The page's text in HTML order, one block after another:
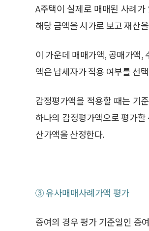
A주택이 실제로 매매된 사례
해당 금액을 시가로 보고 재산
이 가운데 매매가액, 공매가액,
액은 납세자가 적용 여부를 선
감정평가액을 적용할 때는 기
하나의 감정평가액으로 평가
산가액을 산정한다.
③ 유사매매사례가액 평가
증여의 경우 평가 기준일인 증